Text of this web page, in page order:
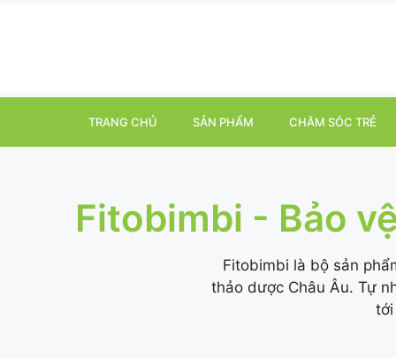
TRANG CHỦ SẢN PHẨM CHĂM SÓC TRẺ
Fitobimbi - Bảo
Fitobimbi là bộ sản
thảo dược Châu Âu. Tự
tới